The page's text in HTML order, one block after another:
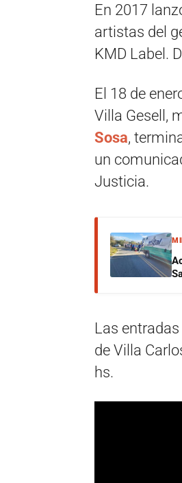
En 2017
artistas del
KMD Label.
El 18 de
Villa Gesell,
Sosa,
un
Justicia.
Las
de Villa
hs.